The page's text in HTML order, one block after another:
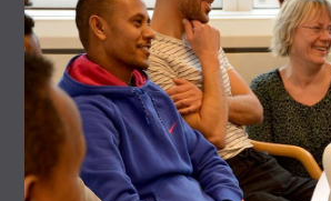
Arrangementer
Bibliotekene
Nyheter
Digitale tjenester